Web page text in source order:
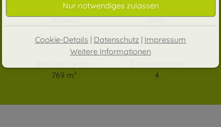
Preis:
59.000 €
Wohnfläche ca.:
100 m²
769 m²
4
Cookie-Details | Datenschutz | Impressum
Weitere Informationen